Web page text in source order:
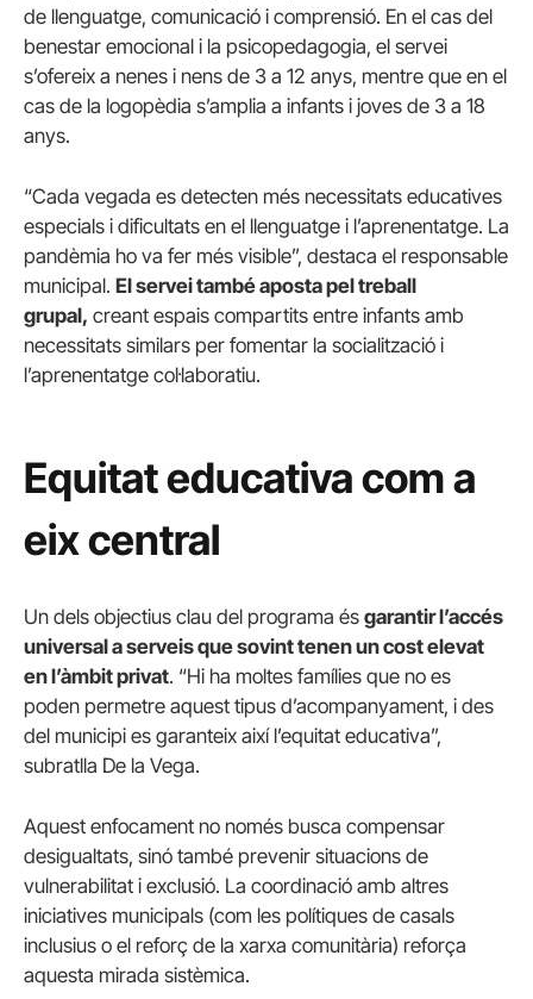
de llenguatge, comunicació i comprensió. En el cas del
benestar emocional i la psicopedagogia, el servei
s’ofereix a nenes i nens de 3 a 12 anys, mentre que en el
cas de la logopèdia s’amplia a infants i joves de 3 a 18
anys.
“Cada vegada es detecten més necessitats educatives
especials i dificultats en el llenguatge i l’aprenentatge. La
pandèmia ho va fer més visible”, destaca el responsable
municipal. El servei també aposta pel treball
grupal, creant espais compartits entre infants amb
necessitats similars per fomentar la socialització i
l’aprenentatge col·laboratiu.
Equitat educativa com a
eix central
Un dels objectius clau del programa és garantir l’accés
universal a serveis que sovint tenen un cost elevat
en l’àmbit privat. “Hi ha moltes famílies que no es
poden permetre aquest tipus d’acompanyament, i des
del municipi es garanteix així l’equitat educativa”,
subratlla De la Vega.
Aquest enfocament no només busca compensar
desigualtats, sinó també prevenir situacions de
vulnerabilitat i exclusió. La coordinació amb altres
iniciatives municipals (com les polítiques de casals
inclusius o el reforç de la xarxa comunitària) reforça
aquesta mirada sistèmica.